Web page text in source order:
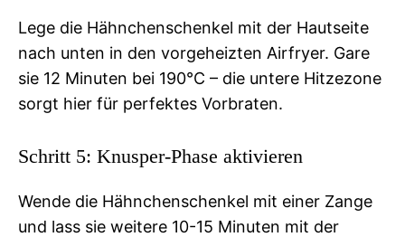
Lege die Hähnchenschenkel mit der Hautseite
nach unten in den vorgeheizten Airfryer. Gare
sie 12 Minuten bei 190°C – die untere Hitzezone
sorgt hier für perfektes Vorbraten.
Schritt 5: Knusper-Phase aktivieren
Wende die Hähnchenschenkel mit einer Zange
und lass sie weitere 10-15 Minuten mit der